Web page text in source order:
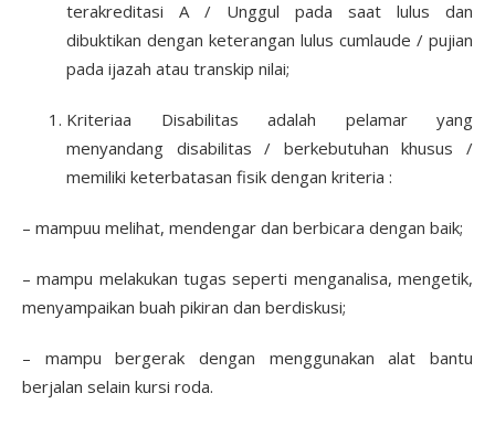
terakreditasi A / Unggul pada saat lulus dan
dibuktikan dengan keterangan lulus cumlaude / pujian
pada ijazah atau transkip nilai;
Kriteriaa Disabilitas adalah pelamar yang
menyandang disabilitas / berkebutuhan khusus /
memiliki keterbatasan fisik dengan kriteria :
– mampuu melihat, mendengar dan berbicara dengan baik;
– mampu melakukan tugas seperti menganalisa, mengetik,
menyampaikan buah pikiran dan berdiskusi;
– mampu bergerak dengan menggunakan alat bantu
berjalan selain kursi roda.